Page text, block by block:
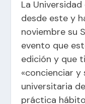
La
desde este y
noviembre su
evento que
edición y que
«concienciar y
universitaria
práctica